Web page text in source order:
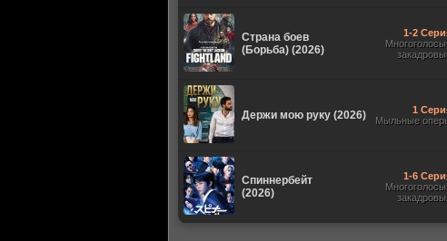
Страна боев
(Борьба) (2026)
1-2
Держи мою руку (2026)
1
Мыльные
Спиннербейт
(2026)
1-6